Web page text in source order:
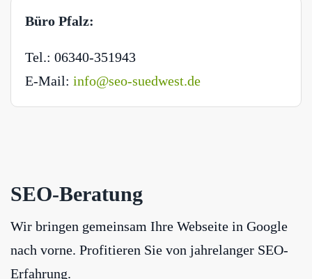
Büro Pfalz:
Tel.: 06340-351943
E-Mail: info@seo-suedwest.de
SEO-Beratung
Wir bringen gemeinsam Ihre Webseite in Google
nach vorne. Profitieren Sie von jahrelanger SEO-
Erfahrung.